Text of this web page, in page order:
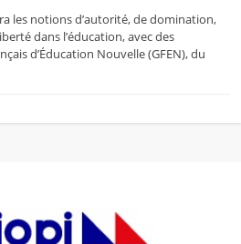
les notions d’autorité, de domination,
dans l’éducation, avec des
d’Éducation Nouvelle (GFEN), du